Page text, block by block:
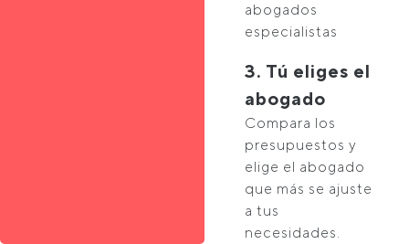
abogados
especialistas
3. Tú eliges el
abogado
Compara los
presupuestos y
elige el abogado
que más se ajuste
a tus
necesidades.